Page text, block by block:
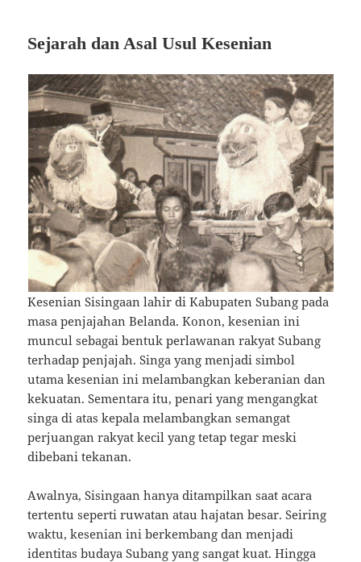
Sejarah dan Asal Usul Kesenian
Kesenian Sisingaan lahir di Kabupaten Subang pada
masa penjajahan Belanda. Konon, kesenian ini
muncul sebagai bentuk perlawanan rakyat Subang
terhadap penjajah. Singa yang menjadi simbol
utama kesenian ini melambangkan keberanian dan
kekuatan. Sementara itu, penari yang mengangkat
singa di atas kepala melambangkan semangat
perjuangan rakyat kecil yang tetap tegar meski
dibebani tekanan.
Awalnya, Sisingaan hanya ditampilkan saat acara
tertentu seperti ruwatan atau hajatan besar. Seiring
waktu, kesenian ini berkembang dan menjadi
identitas budaya Subang yang sangat kuat. Hingga